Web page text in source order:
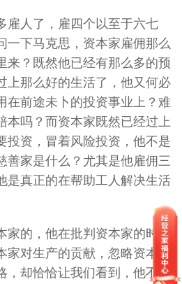
雇人了，雇四个以至于六七
一下马克思，资本家雇佣那么
来？既然他已经有那么多的预
上那么好的生活了，他又何必
在前途未卜的投资事业上？难
本吗？而资本家既然已经过上
投资，冒着风险投资，他不是
善家是什么？尤其是他雇佣三
是真正的在帮助工人解决生活
的，他在批判资本家的时
家对生产的贡献，忽略资本家
，却恰恰让我们看到，他不是